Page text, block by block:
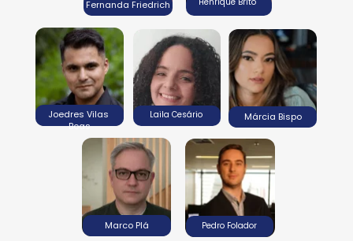
Joedres Vilas
Boas
Fernanda Friedrich
Laila Cesário Márcia Bispo
Pedro Folador
Marco Plá